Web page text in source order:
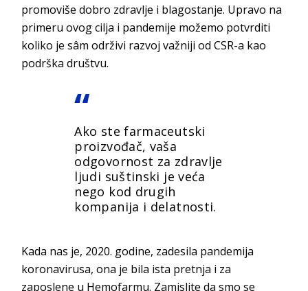
promoviše dobro zdravlje i blagostanje. Upravo na
primeru ovog cilja i pandemije možemo potvrditi
koliko je sâm održivi razvoj važniji od CSR-a kao
podrška društvu.
Ako ste farmaceutski
proizvođač, vaša
odgovornost za zdravlje
ljudi suštinski je veća
nego kod drugih
kompanija i delatnosti.
Kada nas je, 2020. godine, zadesila pandemija
koronavirusa, ona je bila ista pretnja i za
zaposlene u Hemofarmu. Zamislite da smo se